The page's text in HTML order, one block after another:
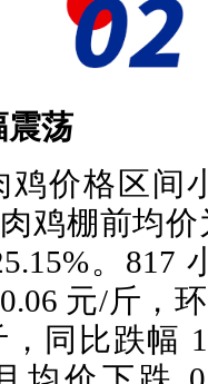
震荡
价格区间
鸡棚前均
。817
元/斤，
，同比跌幅